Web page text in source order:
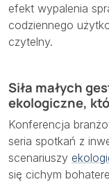
efekt wypalenia
codziennego
czytelny.
Siła małych
ekologiczne,
Konferencja
seria spotkań z
scenariuszy
się cichym